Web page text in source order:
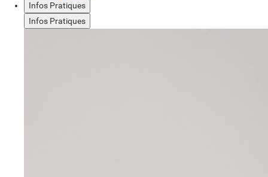
Infos Pratiques
Infos Pratiques